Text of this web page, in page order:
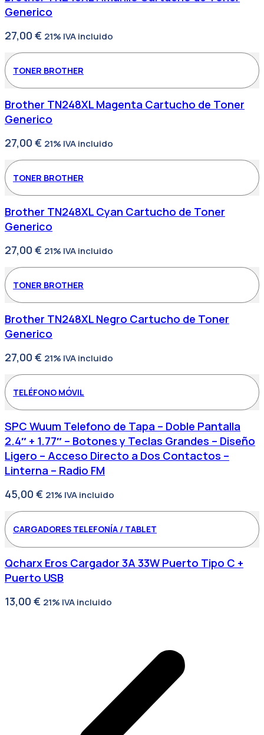
Generico
27,00 € 21% IVA incluido
TONER BROTHER
Brother TN248XL Magenta Cartucho de Toner
Generico
27,00 € 21% IVA incluido
TONER BROTHER
Brother TN248XL Cyan Cartucho de Toner
Generico
27,00 € 21% IVA incluido
TONER BROTHER
Brother TN248XL Negro Cartucho de Toner
Generico
27,00 € 21% IVA incluido
TELÉFONO MÓVIL
SPC Wuum Telefono de Tapa – Doble Pantalla
2.4″ + 1.77″ – Botones y Teclas Grandes – Diseño
Ligero – Acceso Directo a Dos Contactos –
Linterna – Radio FM
45,00 € 21% IVA incluido
CARGADORES TELEFONÍA / TABLET
Qcharx Eros Cargador 3A 33W Puerto Tipo C +
Puerto USB
13,00 € 21% IVA incluido